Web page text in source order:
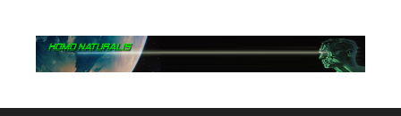
περιεχόμενο